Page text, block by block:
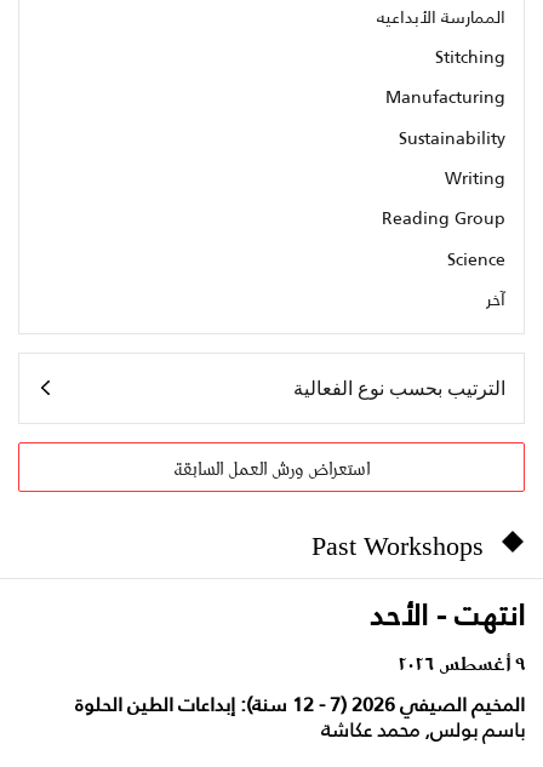
الممارسة الأبداعيه
Stitching
Manufacturing
Sustainability
Writing
Reading Group
Science
آخر
الترتيب بحسب نوع الفعالية
استعراض ورش العمل السابقة
Past Workshops
انتهت - الأحد
٩ أغسطس ٢٠٢٦
المخيم الصيفي 2026 (7 - 12 سنة): إبداعات الطين الحلوة
باسم بولس, محمد عكاشة